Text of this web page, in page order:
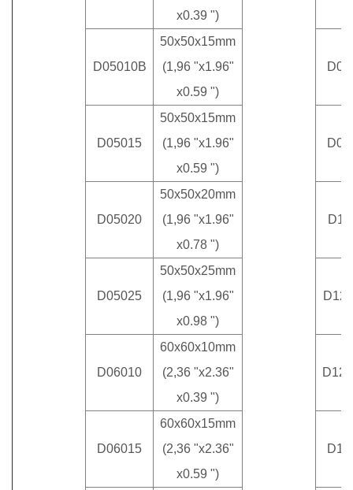
x0.39 ")
D05010B
50x50x15mm
(1,96 "x1.96"
x0.59 ")
D05015
50x50x15mm
(1,96 "x1.96"
x0.59 ")
D05020
50x50x20mm
(1,96 "x1.96"
x0.78 ")
D05025
50x50x25mm
(1,96 "x1.96"
x0.98 ")
D06010
60x60x10mm
(2,36 "x2.36"
x0.39 ")
D06015
60x60x15mm
(2,36 "x2.36"
x0.59 ")